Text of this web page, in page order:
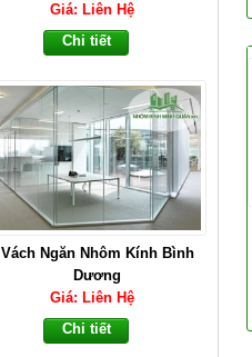
Giá: Liên Hệ
Chi tiết
Vách Ngăn Nhôm Kính Bình
Dương
Giá: Liên Hệ
Chi tiết